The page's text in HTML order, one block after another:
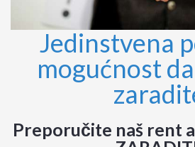
Jedinstvena
mogućnost
Preporučite naš rent